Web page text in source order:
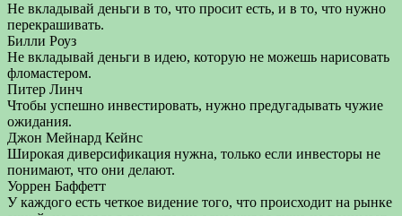
Не вкладывай деньги в то, что просит есть, и в то, что нужно
перекрашивать.
Билли Роуз
Не вкладывай деньги в идею, которую не можешь нарисовать
фломастером.
Питер Линч
Чтобы успешно инвестировать, нужно предугадывать чужие
ожидания.
Джон Мейнард Кейнс
Широкая диверсификация нужна, только если инвесторы не
понимают, что они делают.
Уоррен Баффетт
У каждого есть четкое видение того, что происходит на рынке